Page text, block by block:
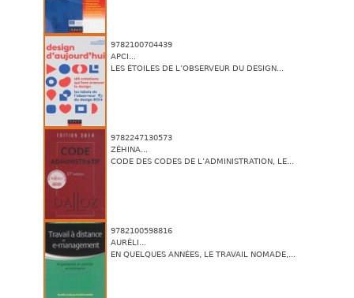
9782100704439
APCI...
LES ÉTOILES DE L’OBSERVEUR DU DESIGN...
9782247130573
ZÉHINA...
CODE DES CODES DE L’ADMINISTRATION, LE...
9782100598816
AURÉLI...
EN QUELQUES ANNÉES, LE TRAVAIL NOMADE,...